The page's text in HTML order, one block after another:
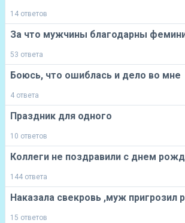
14 ответов
За что мужчины благодарны
53 ответа
Боюсь, что ошиблась и дело во мне
4 ответа
Праздник для одного
10 ответов
Коллеги не поздравили с днем
144 ответа
Наказала свекровь ,муж пригрозил
15 ответов